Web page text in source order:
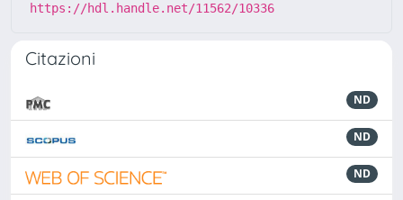
https://hdl.handle.net/11562/10336
Citazioni
ND
ND
ND